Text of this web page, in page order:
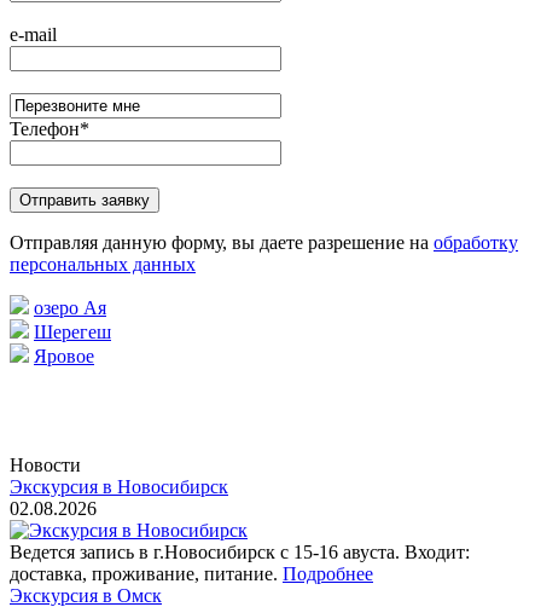
e-mail
Телефон*
Отправляя данную форму, вы даете разрешение на обработку
персональных данных
озеро Ая
Шерегеш
Яровое
Новости
Экскурсия в Новосибирск
02.08.2026
Ведется запись в г.Новосибирск с 15-16 авуста. Входит:
доставка, проживание, питание. Подробнее
Экскурсия в Омск